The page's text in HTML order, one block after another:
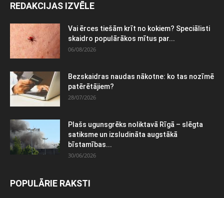
REDAKCIJAS IZVĒLE
Vai ērces tiešām krīt no kokiem? Speciālisti
skaidro populārākos mītus par...
06/08/2026
Bezskaidras naudas nākotne: ko tas nozīmē
patērētājiem?
28/07/2026
Plašs ugunsgrēks noliktavā Rīgā – slēgta
satiksme un izsludināta augstākā
bīstamības...
30/06/2026
POPULĀRIE RAKSTI